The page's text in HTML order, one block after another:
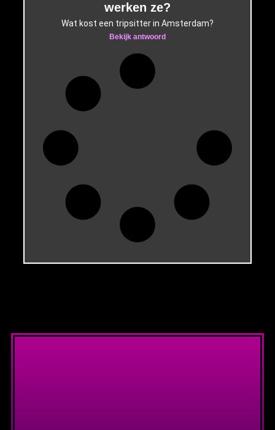
werken ze?
Wat kost een tripsitter in Amsterdam?
Bekijk antwoord